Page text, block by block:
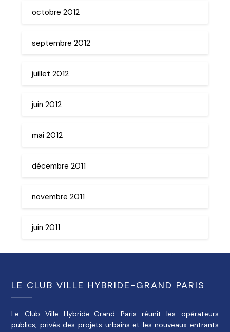
octobre 2012
septembre 2012
juillet 2012
juin 2012
mai 2012
décembre 2011
novembre 2011
juin 2011
LE CLUB VILLE HYBRIDE-GRAND PARIS
Le Club Ville Hybride-Grand Paris réunit les opérateurs
publics, privés des projets urbains et les nouveaux entrants